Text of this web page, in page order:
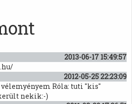
2013-06-17 15:49:57
2012-05-25 22:23:09
Róla: tuti "kis"
nekik:-)